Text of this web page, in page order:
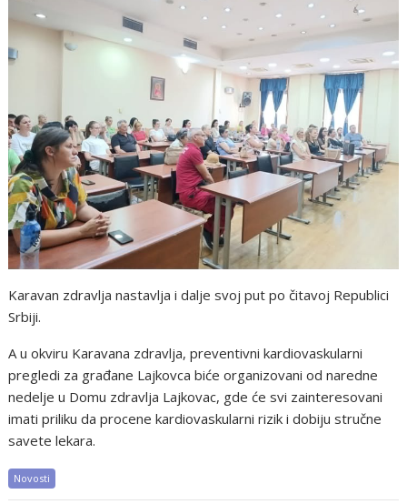
Karavan zdravlja nastavlja i dalje svoj put po čitavoj Republici
Srbiji.
A u okviru Karavana zdravlja, preventivni kardiovaskularni
pregledi za građane Lajkovca biće organizovani od naredne
nedelje u Domu zdravlja Lajkovac, gde će svi zainteresovani
imati priliku da procene kardiovaskularni rizik i dobiju stručne
savete lekara.
Novosti